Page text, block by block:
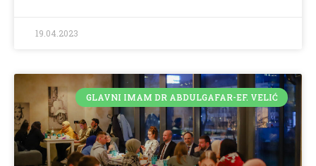
19.04.2023
GLAVNI IMAM DR ABDULGAFAR-EF. VELIĆ